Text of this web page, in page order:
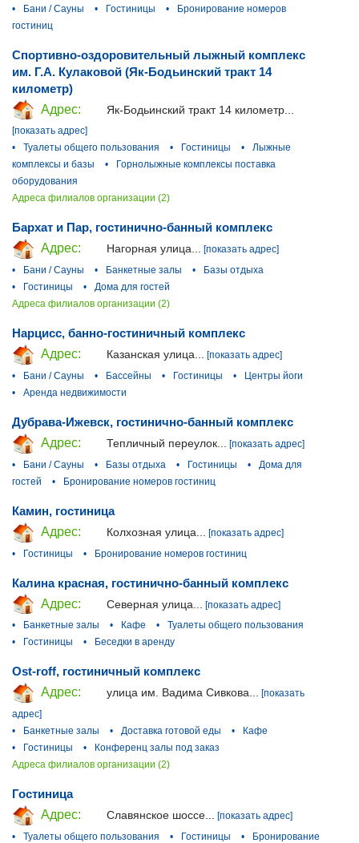
•
Бани / Сауны • Гостиницы •
Бронирование номеров
гостиниц
Спортивно-оздоровительный лыжный комплекс
им. Г.А. Кулаковой (Як-Бодьинский тракт 14
километр)
Адрес:
Як-Бодьинский тракт 14 километр...
[показать адрес]
•
Туалеты общего пользования • Гостиницы •
Лыжные
комплексы и базы
•
Горнолыжные комплексы поставка
оборудования
Адреса филиалов организации (2)
Бархат и Пар, гостинично-банный комплекс
Адрес:
Нагорная улица... [показать адрес]
•
Бани / Сауны • Банкетные залы •
Базы отдыха
•
Гостиницы •
Дома для гостей
Адреса филиалов организации (2)
Нарцисс, банно-гостиничный комплекс
Адрес:
Казанская улица... [показать адрес]
•
Бани / Сауны • Бассейны • Гостиницы •
Центры йоги
•
Аренда недвижимости
Дубрава-Ижевск, гостинично-банный комплекс
Адрес:
Тепличный переулок...
[показать адрес]
•
Бани / Сауны • Базы отдыха • Гостиницы •
Дома для
гостей
• Бронирование номеров гостиниц
Камин, гостиница
Адрес:
Колхозная улица...
[показать адрес]
•
Гостиницы • Бронирование номеров гостиниц
Калина красная, гостинично-банный комплекс
Адрес:
Северная улица...
[показать адрес]
•
Банкетные залы • Кафе •
Туалеты общего пользования
•
Гостиницы • Беседки в аренду
Ost-roff, гостиничный комплекс
Адрес:
улица им. Вадима Сивкова... [показать
адрес]
•
Банкетные залы • Доставка готовой еды •
Кафе
•
Гостиницы •
Конференц залы под заказ
Адреса филиалов организации (2)
Гостиница
Адрес:
Славянское шоссе...
[показать адрес]
•
Туалеты общего пользования • Гостиницы •
Бронирование